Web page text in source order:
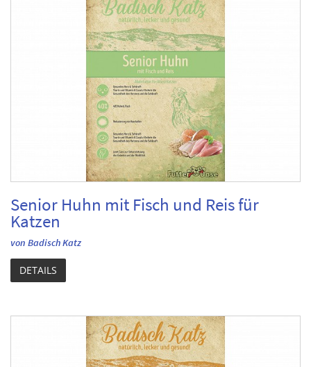
Senior Huhn mit Fisch und Reis für
Katzen
von Badisch Katz
DETAILS